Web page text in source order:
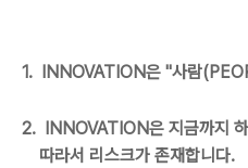
1. INNOVATION은 "사람
2. INNOVATION은 지금까지
따라서 리스크가 존재합니다.